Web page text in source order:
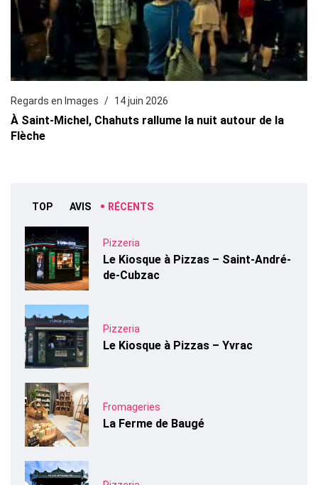
Regards en Images 14 juin 2026
À Saint-Michel, Chahuts rallume la nuit autour de la
Flèche
TOP AVIS RÉCENTS
Pizzeria
Le Kiosque à Pizzas – Saint-André-
de-Cubzac
Pizzeria
Le Kiosque à Pizzas – Yvrac
Fromageries
La Ferme de Baugé